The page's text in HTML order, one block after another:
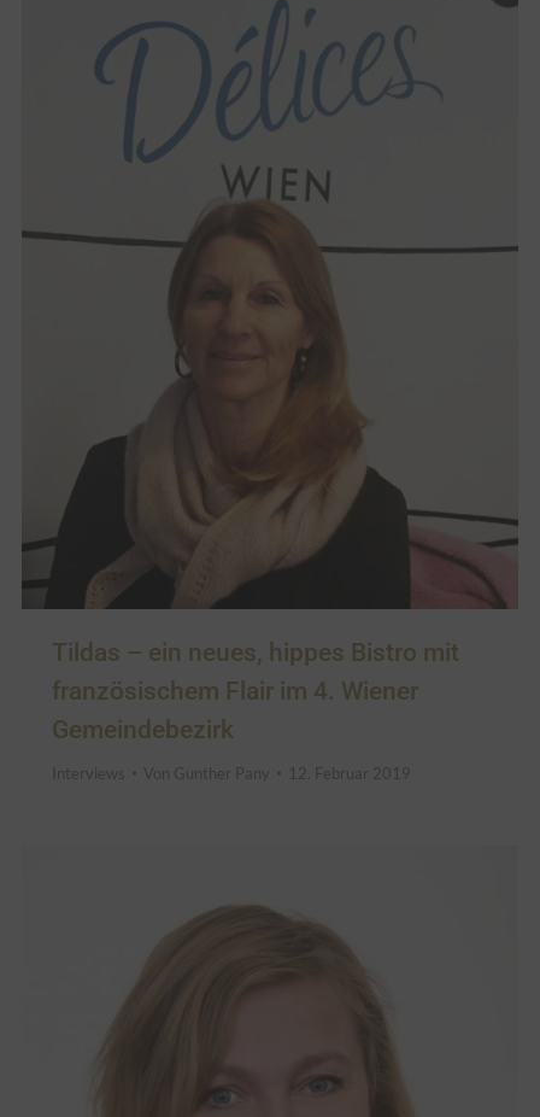
Tildas – ein neues, hippes Bistro mit
französischem Flair im 4. Wiener
Gemeindebezirk
Interviews Von Gunther Pany 12. Februar 2019